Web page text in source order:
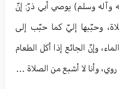
وآله وسلم) يوصي أبي ذرّ: إنّ
وحبّبها إليّ كما حبّب إلى
وإنّ الجائع إذا أكل الطعام
وأنا لا أشبع من الصلاة …